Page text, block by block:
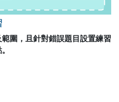
圍，且針對錯誤題目設置練習